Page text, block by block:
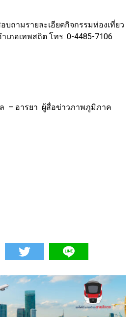
บถามรายละเอียดกิจกรรมท่องเที่ยว
เภอเทพสถิต โทร. 0-4485-7106
– อารยา ผู้สื่อข่าวภาพภูมิภาค